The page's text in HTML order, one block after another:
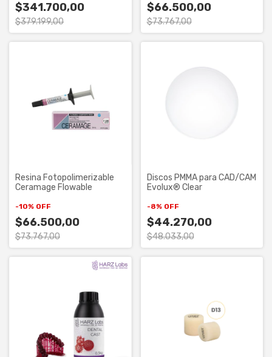
$341.700,00
$379.199,00
$66.500,00
$73.767,00
Resina Fotopolimerizable
Ceramage Flowable
-10% OFF
$66.500,00
$73.767,00
Discos PMMA para CAD/CAM
Evolux® Clear
-8% OFF
$44.270,00
$48.033,00